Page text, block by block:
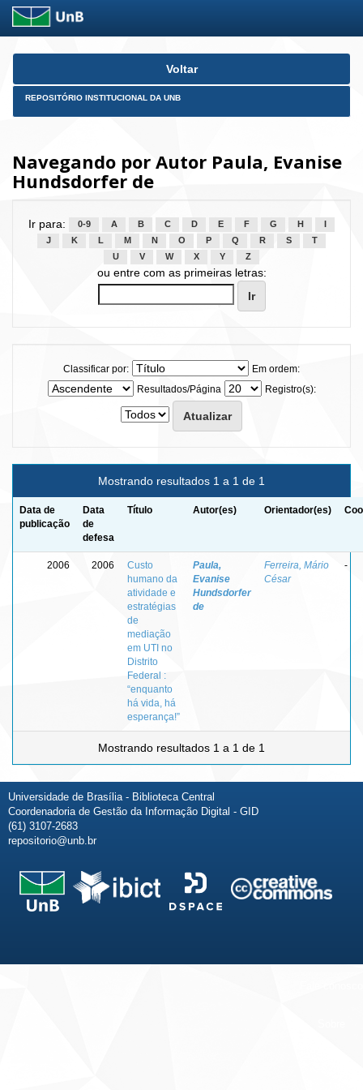
Skip
Voltar
REPOSITÓRIO INSTITUCIONAL DA UNB
Navegando por Autor Paula, Evanise
Hundsdorfer de
Ir para: 0-9 A B C D E F G H
J
K L M N O P Q R S
T
U
V W X Y Z
ou entre com as primeiras letras:
Classificar por:
Em ordem:
Resultados/Página
Registro(s):
Mostrando resultados 1 a 1 de 1
Data de
publicação
Data
de
defesa
Título Autor(es) Orientador(es)
2006 2006
Custo
humano da
atividade e
estratégias
de
mediação
em UTI no
Distrito
Federal :
“enquanto
há vida, há
esperança!”
Paula,
Evanise
Hundsdorfer
de
Ferreira, Mário
César
-
Mostrando resultados 1 a 1 de 1
Universidade de Brasília - Biblioteca Central
Coordenadoria de Gestão da Informação Digital - GID
(61) 3107-2683
repositorio@unb.br